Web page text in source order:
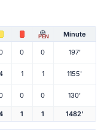
PEN Minute
0 0 197'
1 1 1155'
0 0 130'
1 1 1482'